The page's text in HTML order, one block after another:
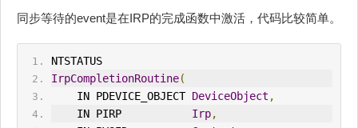
同步等待的event是在IRP的完成函数中激活，代码比较简单。
NTSTATUS
IrpCompletionRoutine(
    IN PDEVICE_OBJECT
DeviceObject ,
    IN PIRP
Irp,